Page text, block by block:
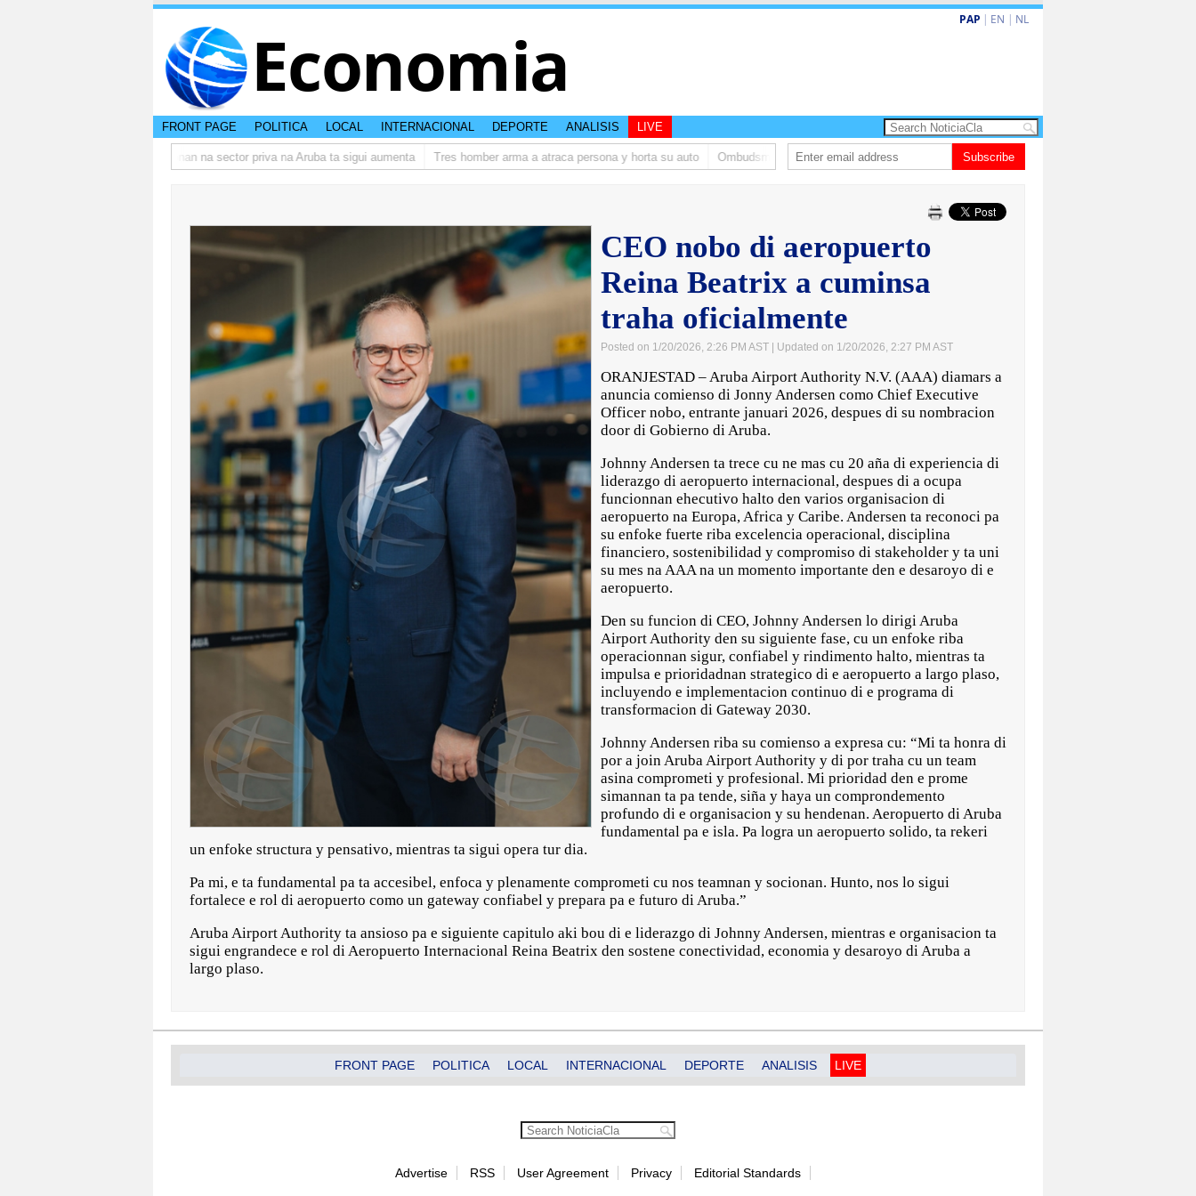
Economia PAP | EN | NL
FRONT PAGE POLITICA LOCAL INTERNACIONAL DEPORTE ANALISIS LIVE
Prestamonan na sector priva na Aruba ta sigui aumenta Tres homber arma a atraca persona y horta su auto Ombudsman ta bishita barionan pa atende kehonan di ciudadano
Subscribe
CEO nobo di aeropuerto
Reina Beatrix a cuminsa
traha oficialmente
Posted on 1/20/2026, 2:26 PM AST | Updated on 1/20/2026, 2:27 PM AST
ORANJESTAD – Aruba Airport Authority N.V. (AAA) diamars a
anuncia comienso di Jonny Andersen como Chief Executive
Officer nobo, entrante januari 2026, despues di su nombracion
door di Gobierno di Aruba.
Johnny Andersen ta trece cu ne mas cu 20 aña di experiencia di
liderazgo di aeropuerto internacional, despues di a ocupa
funcionnan ehecutivo halto den varios organisacion di
aeropuerto na Europa, Africa y Caribe. Andersen ta reconoci pa
su enfoke fuerte riba excelencia operacional, disciplina
financiero, sostenibilidad y compromiso di stakeholder y ta uni
su mes na AAA na un momento importante den e desaroyo di e
aeropuerto.
Den su funcion di CEO, Johnny Andersen lo dirigi Aruba
Airport Authority den su siguiente fase, cu un enfoke riba
operacionnan sigur, confiabel y rindimento halto, mientras ta
impulsa e prioridadnan strategico di e aeropuerto a largo plaso,
incluyendo e implementacion continuo di e programa di
transformacion di Gateway 2030.
Johnny Andersen riba su comienso a expresa cu: “Mi ta honra di
por a join Aruba Airport Authority y di por traha cu un team
asina comprometi y profesional. Mi prioridad den e prome
simannan ta pa tende, siña y haya un comprondemento
profundo di e organisacion y su hendenan. Aeropuerto di Aruba
fundamental pa e isla. Pa logra un aeropuerto solido, ta rekeri
un enfoke structura y pensativo, mientras ta sigui opera tur dia.
Pa mi, e ta fundamental pa ta accesibel, enfoca y plenamente comprometi cu nos teamnan y socionan. Hunto, nos lo sigui
fortalece e rol di aeropuerto como un gateway confiabel y prepara pa e futuro di Aruba.”
Aruba Airport Authority ta ansioso pa e siguiente capitulo aki bou di e liderazgo di Johnny Andersen, mientras e organisacion ta
sigui engrandece e rol di Aeropuerto Internacional Reina Beatrix den sostene conectividad, economia y desaroyo di Aruba a
largo plaso.
FRONT PAGE POLITICA LOCAL INTERNACIONAL DEPORTE ANALISIS LIVE
Advertise RSS User Agreement Privacy Editorial Standards